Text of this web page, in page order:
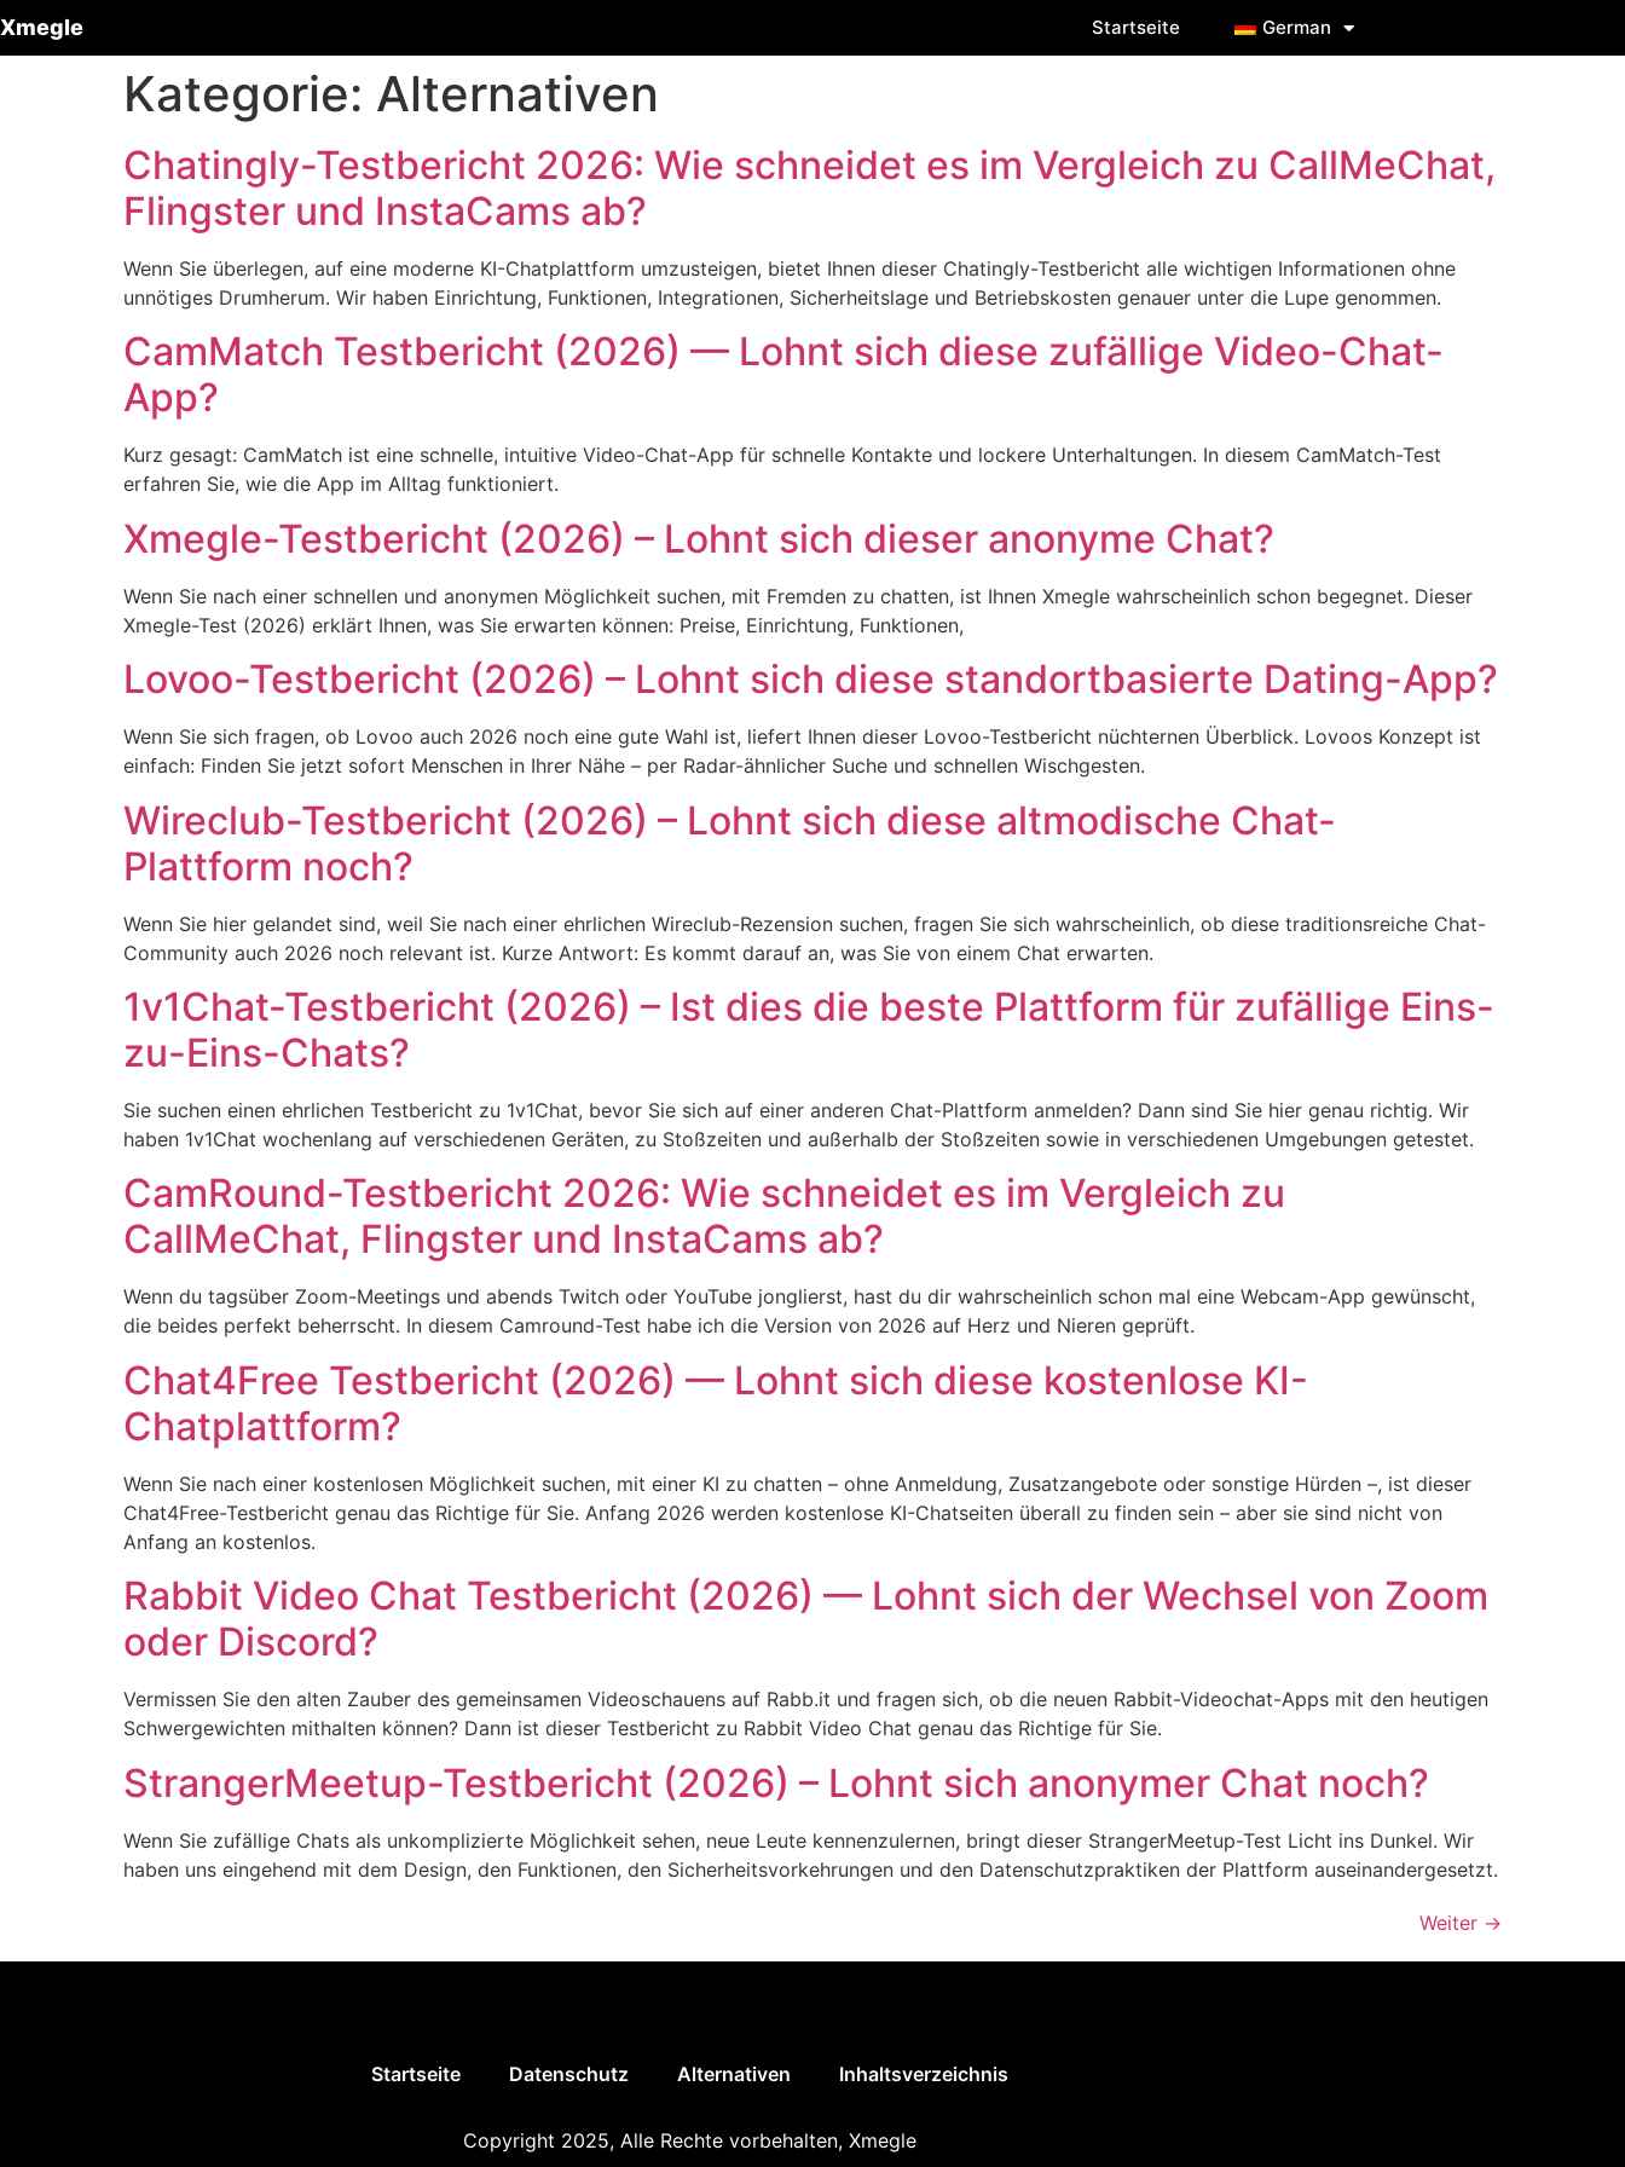
Xmegle Startseite German
Kategorie: Alternativen
Chatingly-Testbericht 2026: Wie schneidet es im Vergleich zu CallMeChat,
Flingster und InstaCams ab?
Wenn Sie überlegen, auf eine moderne KI-Chatplattform umzusteigen, bietet Ihnen dieser Chatingly-Testbericht alle wichtigen Informationen ohne
unnötiges Drumherum. Wir haben Einrichtung, Funktionen, Integrationen, Sicherheitslage und Betriebskosten genauer unter die Lupe genommen.
CamMatch Testbericht (2026) — Lohnt sich diese zufällige Video-Chat-
App?
Kurz gesagt: CamMatch ist eine schnelle, intuitive Video-Chat-App für schnelle Kontakte und lockere Unterhaltungen. In diesem CamMatch-Test
erfahren Sie, wie die App im Alltag funktioniert.
Xmegle-Testbericht (2026) – Lohnt sich dieser anonyme Chat?
Wenn Sie nach einer schnellen und anonymen Möglichkeit suchen, mit Fremden zu chatten, ist Ihnen Xmegle wahrscheinlich schon begegnet. Dieser
Xmegle-Test (2026) erklärt Ihnen, was Sie erwarten können: Preise, Einrichtung, Funktionen,
Lovoo-Testbericht (2026) – Lohnt sich diese standortbasierte Dating-App?
Wenn Sie sich fragen, ob Lovoo auch 2026 noch eine gute Wahl ist, liefert Ihnen dieser Lovoo-Testbericht nüchternen Überblick. Lovoos Konzept ist
einfach: Finden Sie jetzt sofort Menschen in Ihrer Nähe – per Radar-ähnlicher Suche und schnellen Wischgesten.
Wireclub-Testbericht (2026) – Lohnt sich diese altmodische Chat-
Plattform noch?
Wenn Sie hier gelandet sind, weil Sie nach einer ehrlichen Wireclub-Rezension suchen, fragen Sie sich wahrscheinlich, ob diese traditionsreiche Chat-
Community auch 2026 noch relevant ist. Kurze Antwort: Es kommt darauf an, was Sie von einem Chat erwarten.
1v1Chat-Testbericht (2026) – Ist dies die beste Plattform für zufällige Eins-
zu-Eins-Chats?
Sie suchen einen ehrlichen Testbericht zu 1v1Chat, bevor Sie sich auf einer anderen Chat-Plattform anmelden? Dann sind Sie hier genau richtig. Wir
haben 1v1Chat wochenlang auf verschiedenen Geräten, zu Stoßzeiten und außerhalb der Stoßzeiten sowie in verschiedenen Umgebungen getestet.
CamRound-Testbericht 2026: Wie schneidet es im Vergleich zu
CallMeChat, Flingster und InstaCams ab?
Wenn du tagsüber Zoom-Meetings und abends Twitch oder YouTube jonglierst, hast du dir wahrscheinlich schon mal eine Webcam-App gewünscht,
die beides perfekt beherrscht. In diesem Camround-Test habe ich die Version von 2026 auf Herz und Nieren geprüft.
Chat4Free Testbericht (2026) — Lohnt sich diese kostenlose KI-
Chatplattform?
Wenn Sie nach einer kostenlosen Möglichkeit suchen, mit einer KI zu chatten – ohne Anmeldung, Zusatzangebote oder sonstige Hürden –, ist dieser
Chat4Free-Testbericht genau das Richtige für Sie. Anfang 2026 werden kostenlose KI-Chatseiten überall zu finden sein – aber sie sind nicht von
Anfang an kostenlos.
Rabbit Video Chat Testbericht (2026) — Lohnt sich der Wechsel von Zoom
oder Discord?
Vermissen Sie den alten Zauber des gemeinsamen Videoschauens auf Rabb.it und fragen sich, ob die neuen Rabbit-Videochat-Apps mit den heutigen
Schwergewichten mithalten können? Dann ist dieser Testbericht zu Rabbit Video Chat genau das Richtige für Sie.
StrangerMeetup-Testbericht (2026) – Lohnt sich anonymer Chat noch?
Wenn Sie zufällige Chats als unkomplizierte Möglichkeit sehen, neue Leute kennenzulernen, bringt dieser StrangerMeetup-Test Licht ins Dunkel. Wir
haben uns eingehend mit dem Design, den Funktionen, den Sicherheitsvorkehrungen und den Datenschutzpraktiken der Plattform auseinandergesetzt.
Weiter →
Startseite Datenschutz Alternativen Inhaltsverzeichnis
Copyright 2025, Alle Rechte vorbehalten, Xmegle